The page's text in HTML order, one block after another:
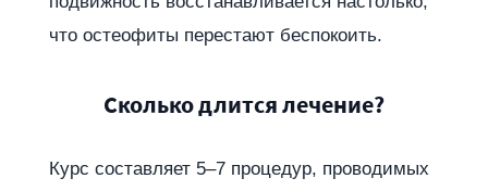
что остеофиты перестают беспокоить.
Сколько длится лечение?
Курс составляет 5–7 процедур, проводимых